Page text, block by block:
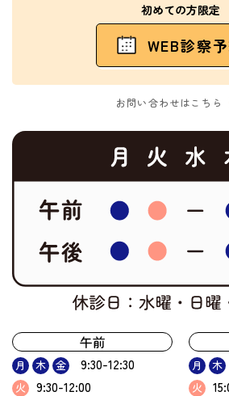
初めての方限定
WEB診察
お問い合わせはこちら
午前
月 木 金 9:30-12:30
火 9:30-12:00
月 木
火